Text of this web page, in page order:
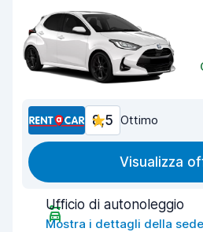
8,5 Ottimo
Visualizza
Ufficio di autonoleggio
Mostra i dettagli della sede